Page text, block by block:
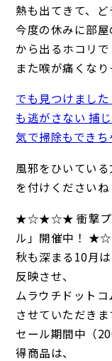
熱も出てきて、ど
今度の休みに部
から出るホコリで
また喉が痛くなり
でも見つけまし
も逃がさない 捕
気で掃除もできち
風邪をひいてい
を付けくださいね
★☆★☆★ 衝撃プラ
ル」開催中！
秋も深まる10月
反映させ、
ムラウチドット
させていただきま
セール期間中（
得商品は、